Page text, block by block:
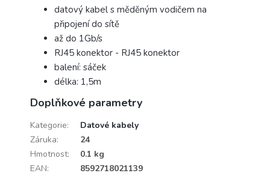
datový kabel s měděným vodičem na
připojení do sítě
až do 1Gb/s
RJ45 konektor - RJ45 konektor
balení: sáček
délka: 1,5m
Doplňkové parametry
Kategorie:
Datové kabely
Záruka:
24
Hmotnost:
0.1 kg
EAN:
8592718021139